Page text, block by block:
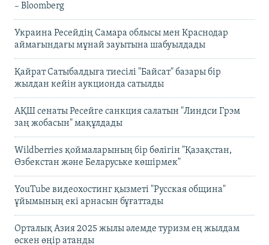
– Bloomberg
Украина Ресейдің Самара облысы мен Краснодар
аймағындағы мұнай зауытына шабуылдады
Қайрат Сатыбалдыға тиесілі "Байсат" базары бір
жылдан кейін аукционда сатылды
АҚШ сенаты Ресейге санкция салатын "Линдси Грэм
заң жобасын" мақұлдады
Wildberries қоймаларының бір бөлігін "Қазақстан,
Өзбекстан және Беларуське көшірмек"
YouTube видеохостинг қызметі "Русская община"
ұйымының екі арнасын бұғаттады
Орталық Азия 2025 жылы әлемде туризм ең жылдам
өскен өңір атанды